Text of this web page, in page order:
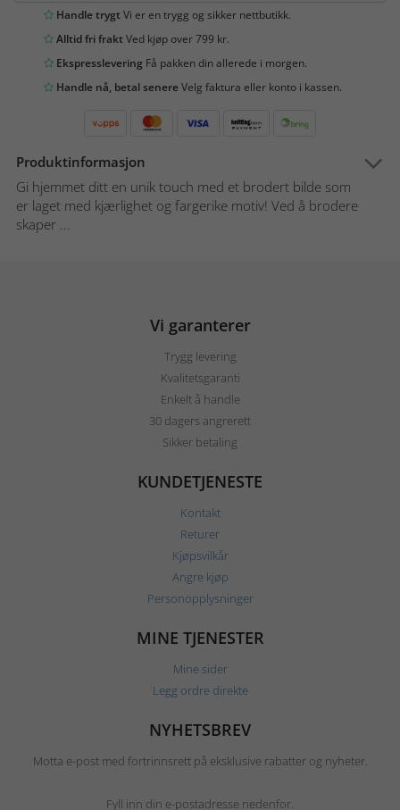
Handle trygtVi er en trygg og sikker nettbutikk.
Alltid fri fraktVed kjøp over 799 kr.
Ekspresslevering Få pakken din allerede i morgen.
Handle nå, betal senereVelg faktura eller konto i kassen.
Produktinformasjon
Gi hjemmet ditt en unik touch med et brodert bilde som
er laget med kjærlighet og fargerike motiv! Ved å brodere
skaper ...
Vi garanterer
Trygg levering
Kvalitetsgaranti
Enkelt å handle
30 dagers angrerett
Sikker betaling
KUNDETJENESTE
Kontakt
Returer
Kjøpsvilkår
Angre kjøp
Personopplysninger
MINE TJENESTER
Mine sider
Legg ordre direkte
NYHETSBREV
Motta e-post med fortrinnsrett på eksklusive rabatter og nyheter.
Fyll inn din e-postadresse nedenfor.